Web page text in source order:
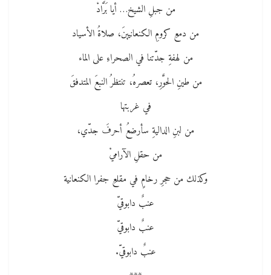
من جبلِ الشيخ… أيا بَرَّادْ
من دمعِ كرومِ الكنعانيينَ، صلاةُ الأسياد
من لهفةِ جدّتنا ﻓﻲ الصحراءِ على الماء
من طينِ الحوَّرِ، تعصرهُ، تنتظرُ النبعَ المتدفقَ
ﻓﻲ غربتها
من لبنِ الداليةِ سأرضعُ أحرفَ جدّي،
من حقلِ الآراميْ
وكذلك من حجرِ رخامٍ ﻓﻲ مقلعِ جفرا الكنعانية
عنبٌ دابوقيّ
عنبٌ دابوقيّ
عنبٌ دابوقيّ.